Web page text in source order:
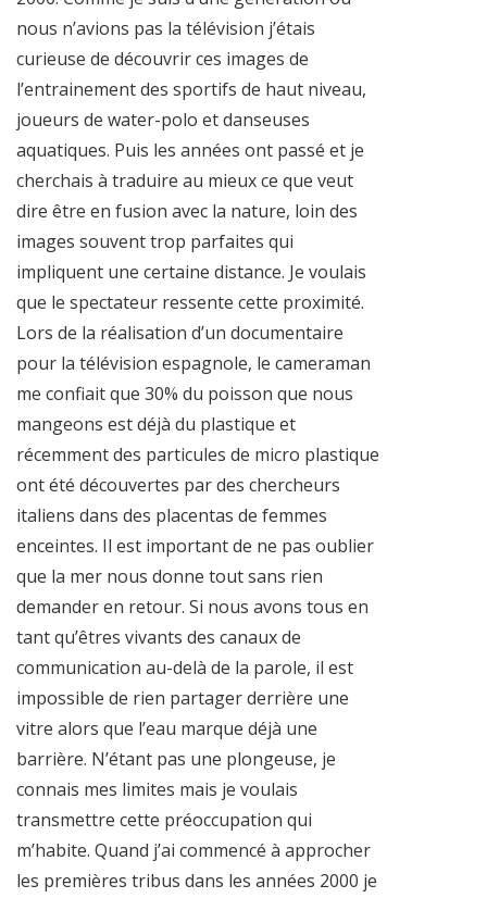
nous n’avions pas la télévision j’étais
curieuse de découvrir ces images de
l’entrainement des sportifs de haut niveau,
joueurs de water-polo et danseuses
aquatiques. Puis les années ont passé et je
cherchais à traduire au mieux ce que veut
dire être en fusion avec la nature, loin des
images souvent trop parfaites qui
impliquent une certaine distance. Je voulais
que le spectateur ressente cette proximité.
Lors de la réalisation d’un documentaire
pour la télévision espagnole, le cameraman
me confiait que 30% du poisson que nous
mangeons est déjà du plastique et
récemment des particules de micro plastique
ont été découvertes par des chercheurs
italiens dans des placentas de femmes
enceintes. Il est important de ne pas oublier
que la mer nous donne tout sans rien
demander en retour. Si nous avons tous en
tant qu’êtres vivants des canaux de
communication au-delà de la parole, il est
impossible de rien partager derrière une
vitre alors que l’eau marque déjà une
barrière. N’étant pas une plongeuse, je
connais mes limites mais je voulais
transmettre cette préoccupation qui
m’habite. Quand j’ai commencé à approcher
les premières tribus dans les années 2000 je